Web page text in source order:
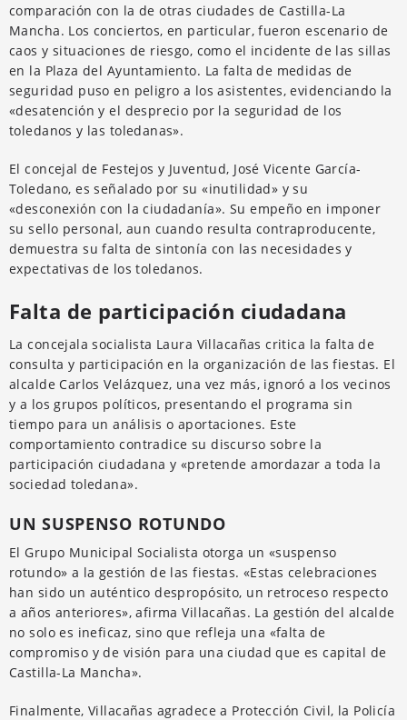
comparación con la de otras ciudades de Castilla-La
Mancha. Los conciertos, en particular, fueron escenario de
caos y situaciones de riesgo, como el incidente de las sillas
en la Plaza del Ayuntamiento. La falta de medidas de
seguridad puso en peligro a los asistentes, evidenciando la
«desatención y el desprecio por la seguridad de los
toledanos y las toledanas».
El concejal de Festejos y Juventud, José Vicente García-
Toledano, es señalado por su «inutilidad» y su
«desconexión con la ciudadanía». Su empeño en imponer
su sello personal, aun cuando resulta contraproducente,
demuestra su falta de sintonía con las necesidades y
expectativas de los toledanos.
Falta de participación ciudadana
La concejala socialista Laura Villacañas critica la falta de
consulta y participación en la organización de las fiestas. El
alcalde Carlos Velázquez, una vez más, ignoró a los vecinos
y a los grupos políticos, presentando el programa sin
tiempo para un análisis o aportaciones. Este
comportamiento contradice su discurso sobre la
participación ciudadana y «pretende amordazar a toda la
sociedad toledana».
UN SUSPENSO ROTUNDO
El Grupo Municipal Socialista otorga un «suspenso
rotundo» a la gestión de las fiestas. «Estas celebraciones
han sido un auténtico despropósito, un retroceso respecto
a años anteriores», afirma Villacañas. La gestión del alcalde
no solo es ineficaz, sino que refleja una «falta de
compromiso y de visión para una ciudad que es capital de
Castilla-La Mancha».
Finalmente, Villacañas agradece a Protección Civil, la Policía